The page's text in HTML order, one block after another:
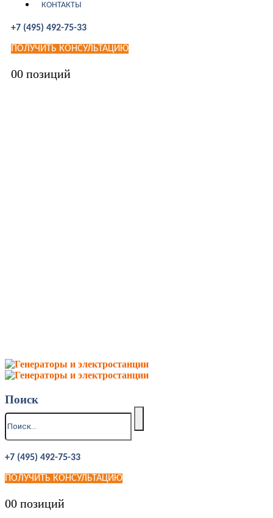
КОНТАКТЫ
+7 (495) 492-75-33
ПОЛУЧИТЬ КОНСУЛЬТАЦИЮ
00 позиций
Поиск
+7 (495) 492-75-33
ПОЛУЧИТЬ КОНСУЛЬТАЦИЮ
00 позиций